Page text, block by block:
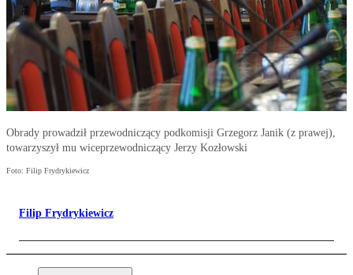
Obrady prowadził przewodniczący podkomisji Grzegorz Janik (z prawej),
towarzyszył mu wiceprzewodniczący Jerzy Kozłowski
Foto: Filip Frydrykiewicz
Filip Frydrykiewicz